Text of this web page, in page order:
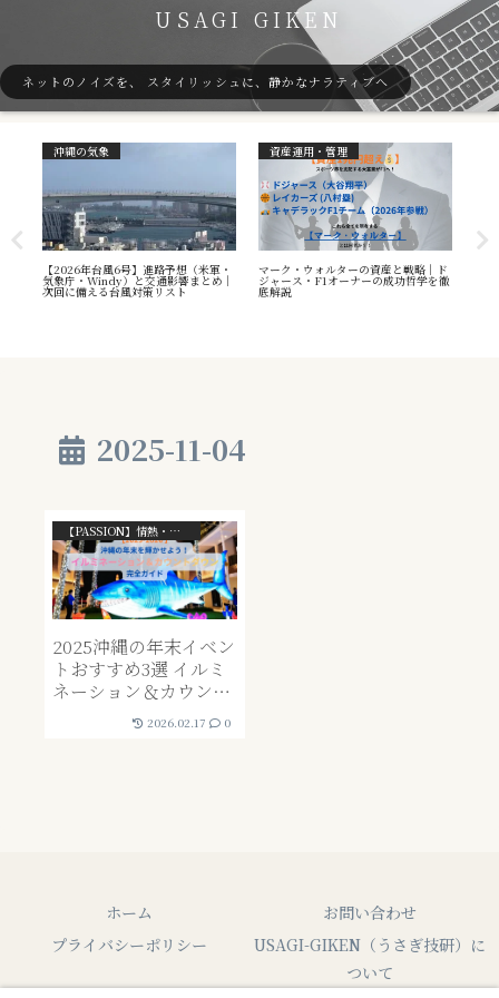
USAGI GIKEN
ネットのノイズを、 スタイリッシュに、静かなナラティブへ
沖縄の気象
【2026年台風6号】進路予想（米軍・
気象庁・Windy）と交通影響まとめ｜
次回に備える台風対策リスト
資産運用・管理
マーク・ウォルターの資産と戦略｜ド
ジャース・F1オーナーの成功哲学を徹
底解説
2025-11-04
【PASSION】情熱・ライフスタイル系
2025沖縄の年末イベン
トおすすめ3選 イルミ
ネーション＆カウント
ダウン完全ガイド
2026.02.17 0
ホーム
お問い合わせ
プライバシーポリシー
USAGI-GIKEN（うさぎ技研）に
ついて